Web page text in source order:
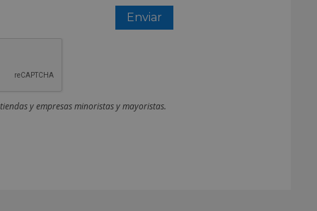
y empresas minoristas y mayoristas.